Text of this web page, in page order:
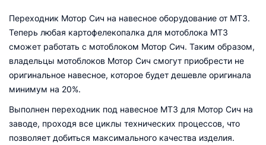
Переходник Мотор Сич на навесное оборудование от МТЗ.
Теперь любая картофелекопалка для мотоблока МТЗ
сможет работать с мотоблоком Мотор Сич. Таким образом,
владельцы мотоблоков Мотор Сич смогут приобрести не
оригинальное навесное, которое будет дешевле оригинала
минимум на 20%.
Выполнен переходник под навесное МТЗ для Мотор Сич на
заводе, проходя все циклы технических процессов, что
позволяет добиться максимального качества изделия.